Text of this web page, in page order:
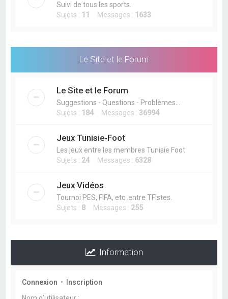
Suivi de tous les sports.
Sujets : 11 Messages : 1633
Le Site et le Forum
Le Site et le Forum
Suggestions - Questions - Problèmes...
Sujets : 184 Messages : 36994
Jeux Tunisie-Foot
Les jeux entre les membres Tunisie Foot
Sujets : 24 Messages : 6328
Jeux Vidéos
Tournoi PES, FIFA, etc..entre TFistes.
Sujets : 8 Messages : 255
Information
Connexion •
Inscription